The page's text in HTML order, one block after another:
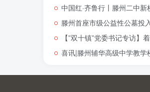
中国红·齐鲁行丨滕州二中
滕州首座市级公益性公墓投
【”双十镇”党委书记专访】
喜讯|滕州辅华高级中学教学